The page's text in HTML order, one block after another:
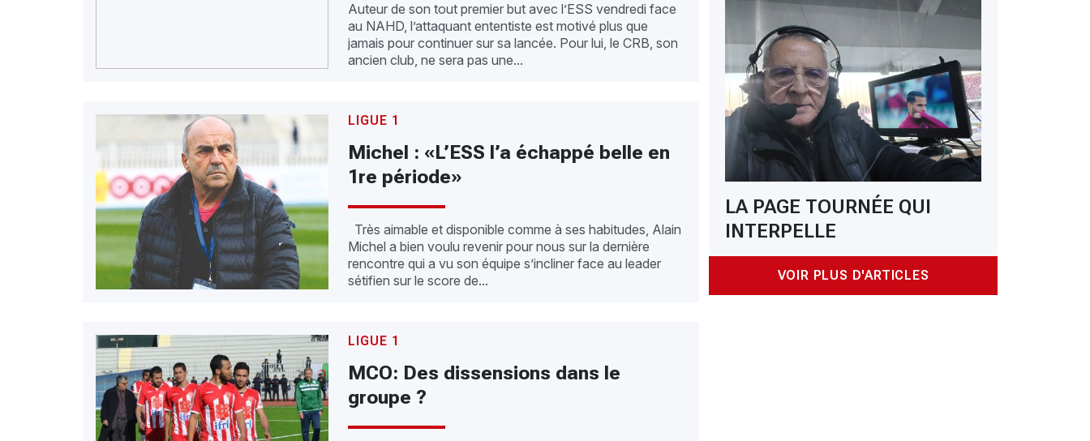
LA PAGE TOURNÉE QUI
INTERPELLE
VOIR PLUS D'ARTICLES
Auteur de son tout premier but avec l’ESS vendredi face
au NAHD, l’attaquant ententiste est motivé plus que
jamais pour continuer sur sa lancée. Pour lui, le CRB, son
ancien club, ne sera pas une...
LIGUE 1
Michel : «L’ESS l’a échappé belle en
1re période»
Très aimable et disponible comme à ses habitudes, Alain
Michel a bien voulu revenir pour nous sur la dernière
rencontre qui a vu son équipe s’incliner face au leader
sétifien sur le score de...
LIGUE 1
MCO: Des dissensions dans le
groupe ?